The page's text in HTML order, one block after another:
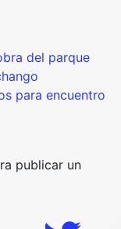
del parque
para encuentro
publicar un